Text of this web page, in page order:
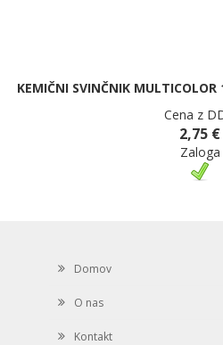
KEMIČNI SVINČNIK
Cena z
2,75 €
Zaloga
Domov
O nas
Kontakt